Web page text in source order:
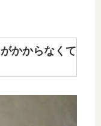
かからなくて